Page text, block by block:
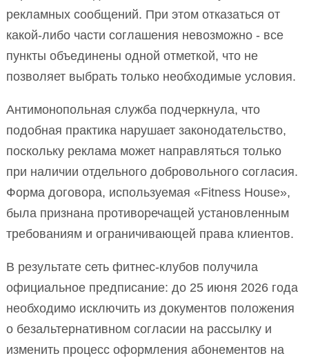
рекламных сообщений. При этом отказаться от
какой-либо части соглашения невозможно - все
пункты объединены одной отметкой, что не
позволяет выбрать только необходимые условия.
Антимонопольная служба подчеркнула, что
подобная практика нарушает законодательство,
поскольку реклама может направляться только
при наличии отдельного добровольного согласия.
Форма договора, используемая «Fitness House»,
была признана противоречащей установленным
требованиям и ограничивающей права клиентов.
В результате сеть фитнес-клубов получила
официальное предписание: до 25 июня 2026 года
необходимо исключить из документов положения
о безальтернативном согласии на рассылку и
изменить процесс оформления абонементов на